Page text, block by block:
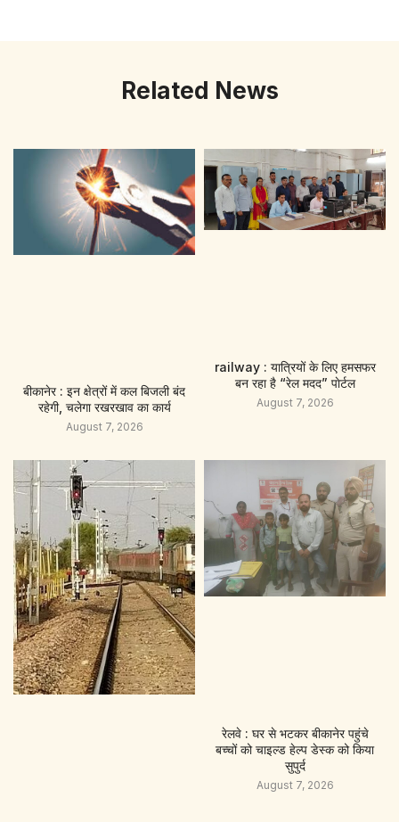
Related News
बीकानेर : इन क्षेत्रों में कल बिजली बंद
रहेगी, चलेगा रखरखाव का कार्य
August 7, 2026
railway : यात्रियों के लिए हमसफर
बन रहा है “रेल मदद” पाेर्टल
August 7, 2026
रेलवे : घर से भटकर बीकानेर पहुंचे
बच्चों को चाइल्ड हेल्प डेस्क को किया
सुपुर्द
August 7, 2026